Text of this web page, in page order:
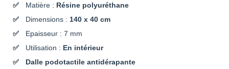
Matière : Résine polyuréthane
Dimensions : 140 x 40 cm
Epaisseur : 7 mm
Utilisation : En intérieur
Dalle podotactile antidérapante